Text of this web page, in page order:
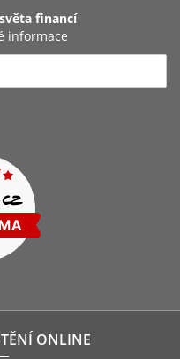
financí
informace
ONLINE